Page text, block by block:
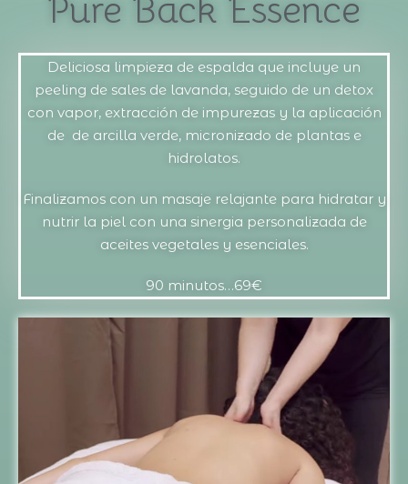
Pure Back Essence
Deliciosa limpieza de espalda que incluye un
peeling de sales de lavanda, seguido de un detox
con vapor, extracción de impurezas y la aplicación
de de arcilla verde, micronizado de plantas e
hidrolatos.
Finalizamos con un masaje relajante para hidratar y
nutrir la piel con una sinergia personalizada de
aceites vegetales y esenciales.
90 minutos…69€